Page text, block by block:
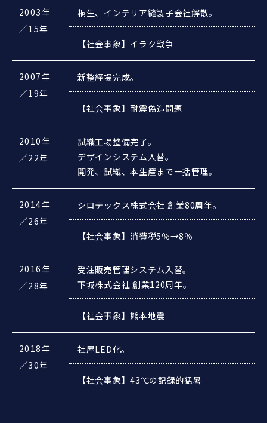
2003年
／15年
桐生、インテリア縫製子会社解散。
【社会事象】イラク戦争
2007年
／19年
新整経場完成。
【社会事象】耐震偽造問題
2010年
／22年
試織工場整備完了。
デザインシステム入替。
開発、試織、本生産まで一括管理。
2014年
／26年
シロテックス株式会社 創業80周年。
【社会事象】消費税5％→8％
2016年
／28年
受注販売管理システム入替。
下城株式会社 創業120周年。
【社会事象】熊本地震
2018年
／30年
社屋LED化。
【社会事象】43℃の記録的猛暑